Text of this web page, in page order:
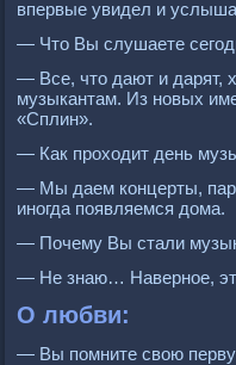
впервые увидел и
— Что Вы слушаете
— Все, что дают и дарят,
музыкантам. Из новых
«Сплин».
— Как проходит день
— Мы даем концерты,
иногда появляемся дома.
— Почему Вы стали
— Не знаю… Наверное,
О любви:
— Вы помните свою